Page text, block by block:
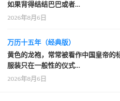
如果背得结结巴巴或者…
2026年8月6日
万历十五年（经典版）
黄色的龙袍，常常被看作中国皇帝的
服装只在一般性的仪式…
2026年8月6日